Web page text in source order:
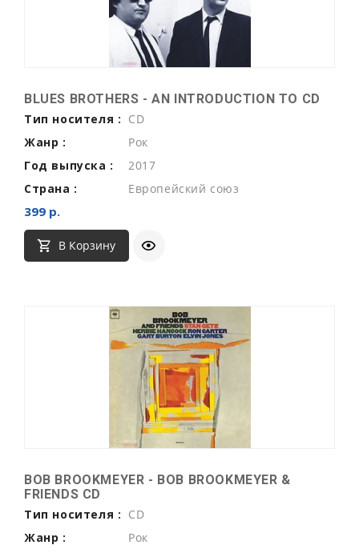
BLUES BROTHERS - AN INTRODUCTION TO CD
Тип носителя : CD
Жанр :
Рок
Год выпуска :
2017
Страна :
Европейский союз
399 р.
В Корзину
BOB BROOKMEYER - BOB BROOKMEYER &
FRIENDS CD
Тип носителя : CD
Жанр :
Рок